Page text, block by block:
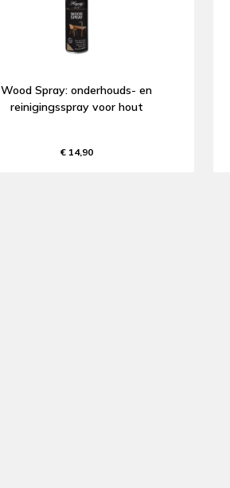
Wood Spray: onderhouds- en
reinigingsspray voor hout
€ 14,90